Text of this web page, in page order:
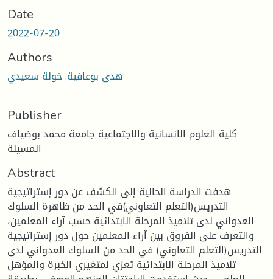
Date
2022-07-20
Authors
هدى بوعافية, خولة سعيدي
Publisher
كلية العلوم الانسانية والاجتماعية جامعة محمد بوضياف
المسيلة
Abstract
هدفت الدراسة الحالية إلى الكشف عن دور إستراتيجية
التدريس(التعلم التعاوني)في الحد من ظاهرة السلوك
العدواني لدى تلاميذ المرحلة الابتدائية حسب آراء المعلمين،
والتعرف على الفروق بين آراء المعلمين حول دور إستراتيجية
التدريس(التعلم التعاوني) في الحد من السلوك العدواني لدى
تلاميذ المرحلة الابتدائية تعزي لمتغيري الخبرة والمؤهل